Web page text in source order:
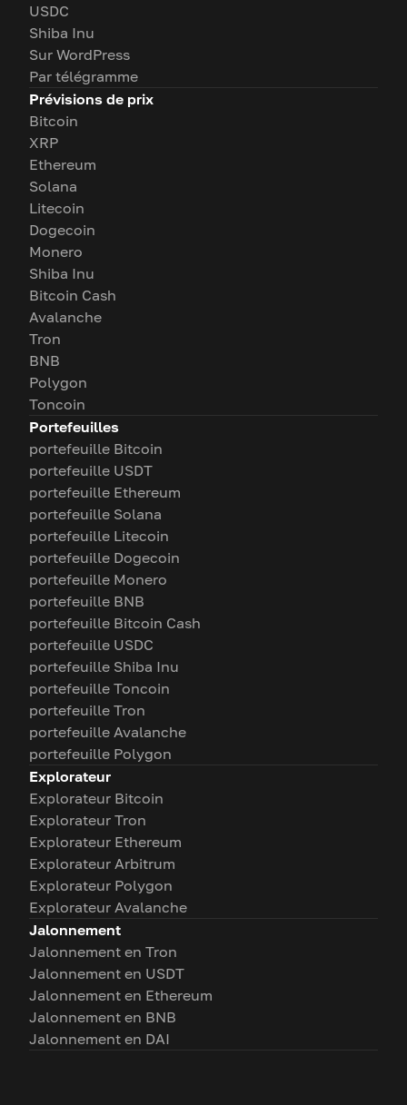
USDC
Shiba Inu
Sur WordPress
Par télégramme
Prévisions de prix
Bitcoin
XRP
Ethereum
Solana
Litecoin
Dogecoin
Monero
Shiba Inu
Bitcoin Cash
Avalanche
Tron
BNB
Polygon
Toncoin
Portefeuilles
portefeuille Bitcoin
portefeuille USDT
portefeuille Ethereum
portefeuille Solana
portefeuille Litecoin
portefeuille Dogecoin
portefeuille Monero
portefeuille BNB
portefeuille Bitcoin Cash
portefeuille USDC
portefeuille Shiba Inu
portefeuille Toncoin
portefeuille Tron
portefeuille Avalanche
portefeuille Polygon
Explorateur
Explorateur Bitcoin
Explorateur Tron
Explorateur Ethereum
Explorateur Arbitrum
Explorateur Polygon
Explorateur Avalanche
Jalonnement
Jalonnement en Tron
Jalonnement en USDT
Jalonnement en Ethereum
Jalonnement en BNB
Jalonnement en DAI